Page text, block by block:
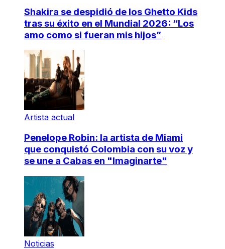
Shakira se despidió de los Ghetto Kids
tras su éxito en el Mundial 2026: “Los
amo como si fueran mis hijos”
Artista actual
Penelope Robin: la artista de Miami
que conquistó Colombia con su voz y
se une a Cabas en "Imaginarte"
Noticias